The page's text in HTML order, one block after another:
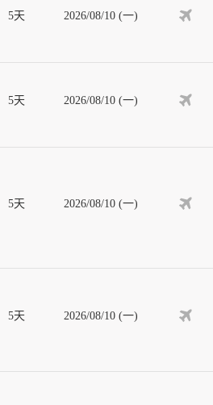
5天 2026/08/10 (一)
5天 2026/08/10 (一)
5天 2026/08/10 (一)
5天 2026/08/10 (一)